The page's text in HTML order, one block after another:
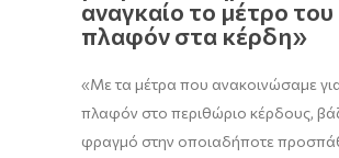
αναγκαίο το μέτρο του
πλαφόν στα κέρδη»
«Με τα μέτρα που ανακοινώσαμε
πλαφόν στο περιθώριο κέρδους,
φραγμό στην οποιαδήποτε